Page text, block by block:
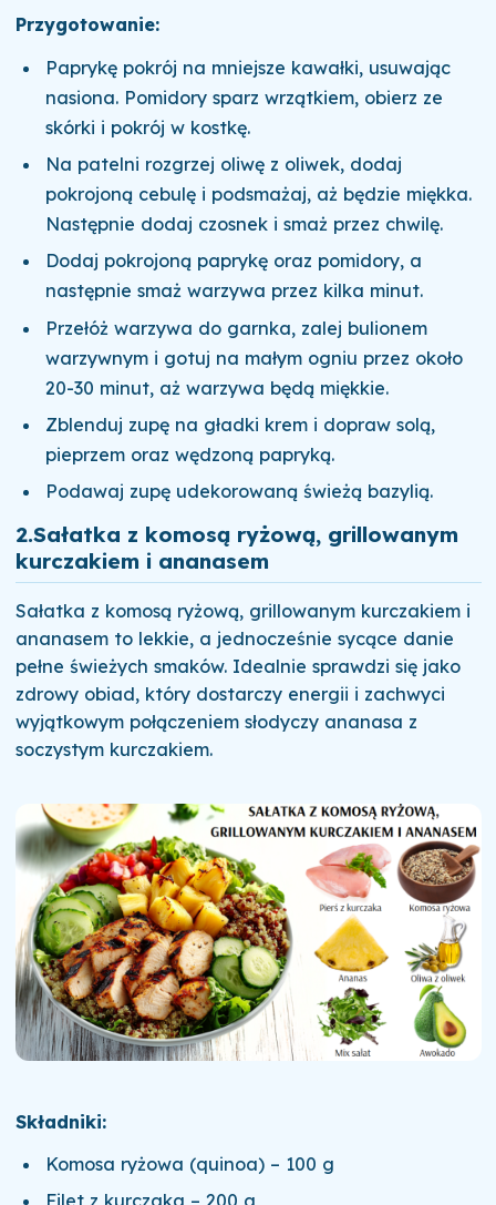
Przygotowanie:
Paprykę pokrój na mniejsze kawałki, usuwając
nasiona. Pomidory sparz wrzątkiem, obierz ze
skórki i pokrój w kostkę.
Na patelni rozgrzej oliwę z oliwek, dodaj
pokrojoną cebulę i podsmażaj, aż będzie miękka.
Następnie dodaj czosnek i smaż przez chwilę.
Dodaj pokrojoną paprykę oraz pomidory, a
następnie smaż warzywa przez kilka minut.
Przełóż warzywa do garnka, zalej bulionem
warzywnym i gotuj na małym ogniu przez około
20-30 minut, aż warzywa będą miękkie.
Zblenduj zupę na gładki krem i dopraw solą,
pieprzem oraz wędzoną papryką.
Podawaj zupę udekorowaną świeżą bazylią.
2.Sałatka z komosą ryżową, grillowanym
kurczakiem i ananasem
Sałatka z komosą ryżową, grillowanym kurczakiem i
ananasem to lekkie, a jednocześnie sycące danie
pełne świeżych smaków. Idealnie sprawdzi się jako
zdrowy obiad, który dostarczy energii i zachwyci
wyjątkowym połączeniem słodyczy ananasa z
soczystym kurczakiem.
Składniki:
Komosa ryżowa (quinoa) – 100 g